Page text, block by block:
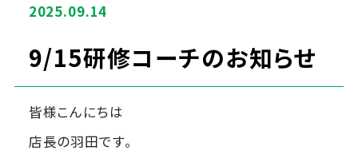
2025.09.14
9/15研修コーチのお知らせ
皆様こんにちは
店長の羽田です。